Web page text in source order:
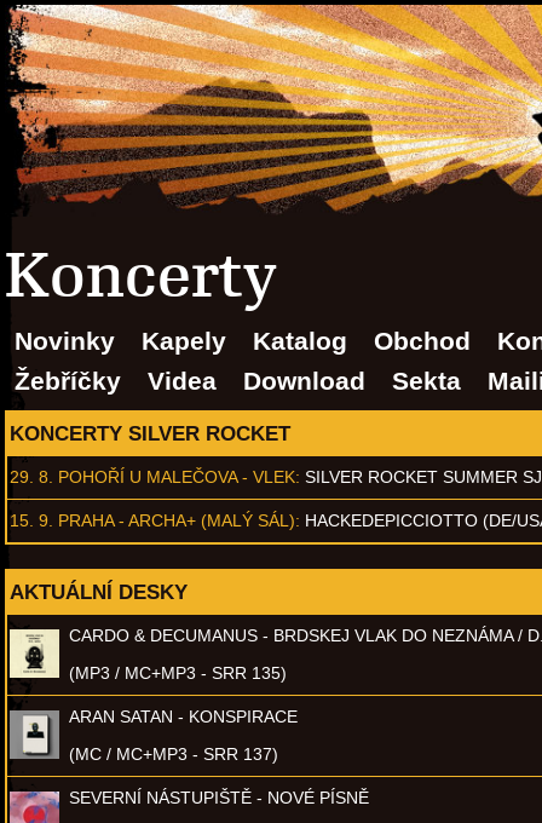
Koncerty
Novinky Kapely Katalog Obchod
Žebříčky
Videa Download Sekta
KONCERTY SILVER ROCKET
29. 8. POHOŘÍ U MALEČOVA - VLEK: SILVER ROCKET SUMMER
15. 9. PRAHA - ARCHA+ (MALÝ SÁL): HACKEDEPICCIOTTO (DE/
AKTUÁLNÍ DESKY
CARDO & DECUMANUS - BRDSKEJ VLAK DO NEZNÁMA /
(MP3 / MC+MP3 - SRR 135)
ARAN SATAN - KONSPIRACE
(MC / MC+MP3 - SRR 137)
SEVERNÍ NÁSTUPIŠTĚ - NOVÉ PÍSNĚ